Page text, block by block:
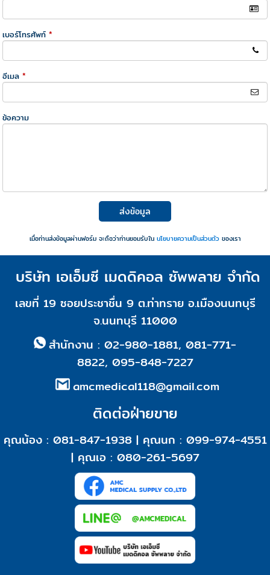
เบอร์โทรศัพท์ *
อีเมล *
ข้อความ
ส่งข้อมูล
เมื่อท่านส่งข้อมูลผ่านฟอร์ม จะถือว่าท่านยอมรับใน นโยบายความเป็นส่วนตัวของเรา
บริษัท เอเอ็มซี เมดดิคอล ซัพพลาย จำกัด
เลขที่ 19 ซอยประชาชื่น 9 ต.ท่าทราย อ.เมืองนนทบุรี
จ.นนทบุรี 11000
สำนักงาน : 02-980-1881, 081-771-
8822, 095-848-7227
amcmedical118@gmail.com
ติดต่อฝ่ายขาย
คุณน้อง : 081-847-1938 | คุณนก : 099-974-4551
| คุณเอ : 080-261-5697